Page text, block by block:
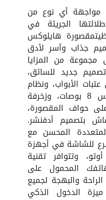
مواجهة أي نوع من
الجريئة في
هايلوكس
جذاب وآسر لأدق
مجموعة من المزايا
جديد للسائق،
الأبواب، ونظام
صوتي جديد بشاشة قياس 8 بوصات، وزخرفة
حواف المقصورة،
بتصميم أدفنشر.
المحسن مع
للشاشة في أجهزة
وتتوافر تقنية
المحمول على
والبهجة لجميع
الدخول الذكي